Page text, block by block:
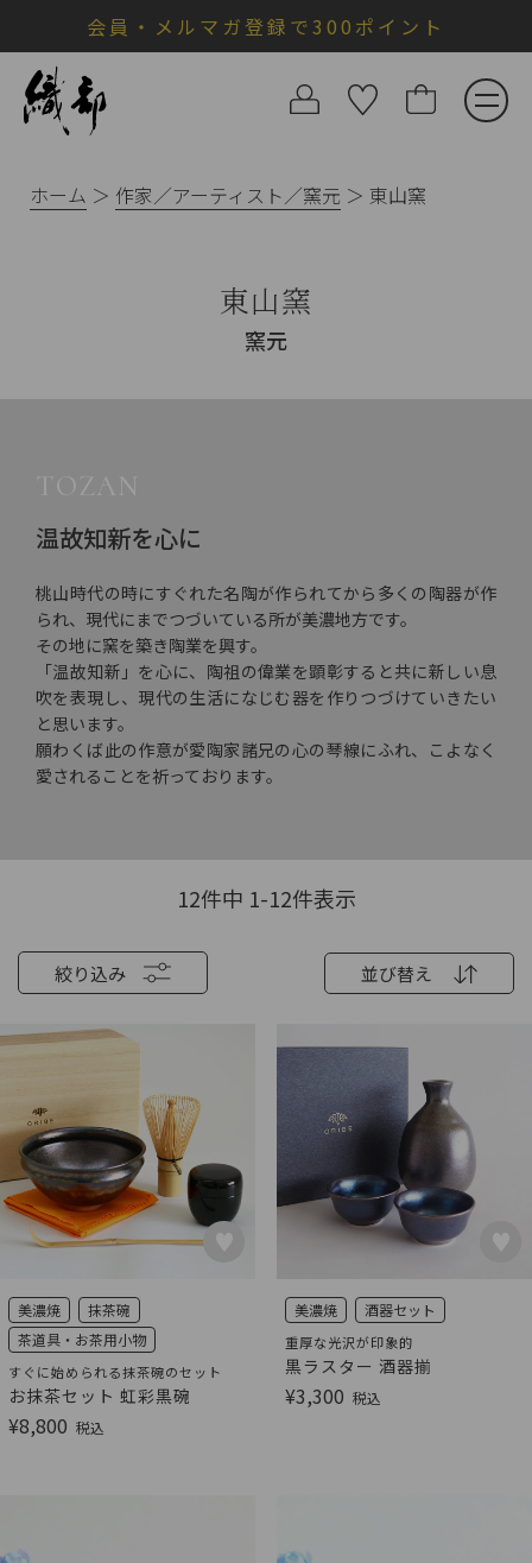
会員・メルマガ登録で300ポイント
ホーム 作家／アーティスト／窯元 東山窯
東山窯
窯元
温故知新を心に
桃山時代の時にすぐれた名陶が作られてから多くの陶器が作
られ、現代にまでつづいている所が美濃地方です。
その地に窯を築き陶業を興す。
「温故知新」を心に、陶祖の偉業を顕彰すると共に新しい息
吹を表現し、現代の生活になじむ器を作りつづけていきたい
と思います。
願わくば此の作意が愛陶家諸兄の心の琴線にふれ、こよなく
愛されることを祈っております。
絞り込み 並び替え
12件中 1-12件表示
美濃焼
抹茶碗
茶道具・お茶用小物
すぐに始められる抹茶碗のセット
お抹茶セット 虹彩黒碗
¥8,800 税込
美濃焼 酒器セット
重厚な光沢が印象的
黒ラスター 酒器揃
¥3,300 税込